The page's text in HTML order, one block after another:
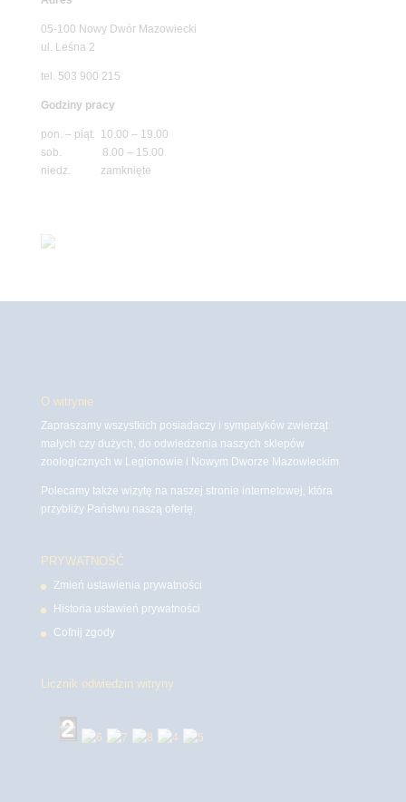
05-100 Nowy Dwór Mazowiecki
ul. Leśna 2
tel. 503 900 215
Godziny pracy
pon. – piąt. 10.00 – 19.00
sob. 8.00 – 15.00
niedz. zamknięte
O witrynie
Zapraszamy wszystkich posiadaczy i sympatyków zwierząt
małych czy dużych, do odwiedzenia naszych sklepów
zoologicznych w Legionowie i Nowym Dworze Mazowieckim
Polecamy także wizytę na naszej stronie internetowej, która
przybliży Państwu naszą ofertę.
PRYWATNOŚĆ
Zmień ustawienia prywatności
Historia ustawień prywatności
Cofnij zgody
Licznik odwiedzin witryny